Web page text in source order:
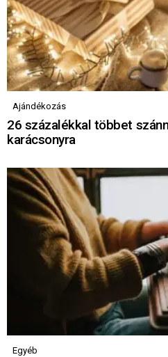
Ajándékozás
26 százalékkal többet
karácsonyra
Egyéb